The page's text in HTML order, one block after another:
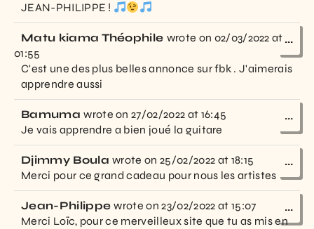
JEAN-PHILIPPE !
Matu kiama Théophile wrote on 02/03/2022 at
01:55
C'est une des plus belles annonce sur fbk . J'aimerais
apprendre aussi
...
Bamumawrote on 27/02/2022 at 16:45
Je vais apprendre a bien joué la guitare
...
Djimmy Boulawrote on 25/02/2022 at 18:15
Merci pour ce grand cadeau pour nous les artistes
...
Jean-Philippewrote on 23/02/2022 at 15:07
Merci Loïc, pour ce merveilleux site que tu as mis en
...